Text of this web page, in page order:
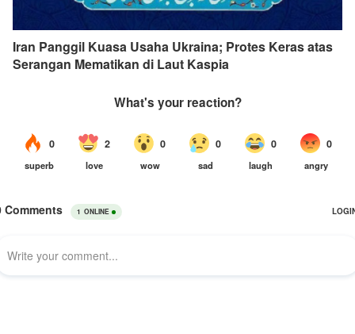
Iran Panggil Kuasa Usaha Ukraina; Protes Keras atas
Serangan Mematikan di Laut Kaspia